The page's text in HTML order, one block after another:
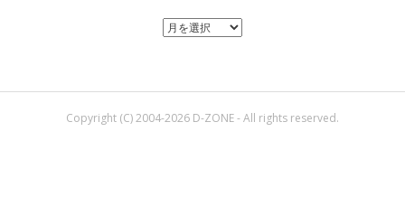
Archives
Copyright (C) 2004-2026 D-ZONE - All rights reserved.